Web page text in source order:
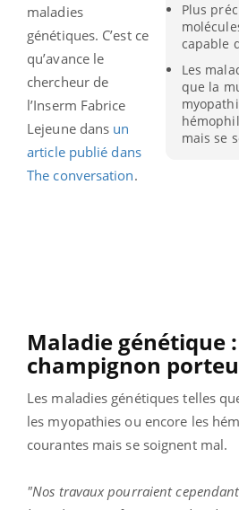
Plus
capable
Les
que la
mais se
maladies
génétiques. C’est ce
qu’avance le
chercheur de
l’Inserm Fabrice
Lejeune dans un
article publié dans
The conversation.
Maladie génétique
champignon
Les maladies génétiques telles
les myopathies ou encore les
courantes mais se soignent mal.
"Nos travaux pourraient